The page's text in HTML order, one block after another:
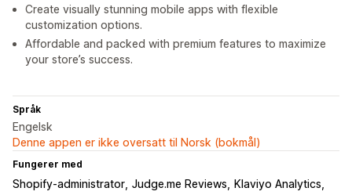
Create visually stunning mobile apps with flexible
customization options.
Affordable and packed with premium features to maximize
your store’s success.
Språk
Engelsk
Denne appen er ikke oversatt til Norsk (bokmål)
Fungerer med
Shopify-administrator Judge.me Reviews
Klaviyo Analytics